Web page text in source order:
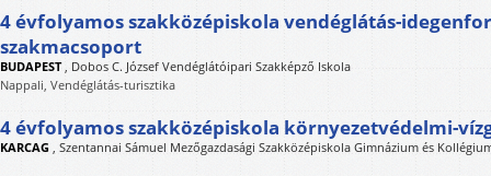
4 évfolyamos szakközépiskola vendéglátás-
szakmacsoport
BUDAPEST, Dobos C. József Vendéglátóipari Szakképző Iskola
Nappali, Vendéglátás-turisztika
4 évfolyamos szakközépiskola környezetvédelmi-
KARCAG , Szentannai Sámuel Mezőgazdasági Szakközépiskola Gimnázium és